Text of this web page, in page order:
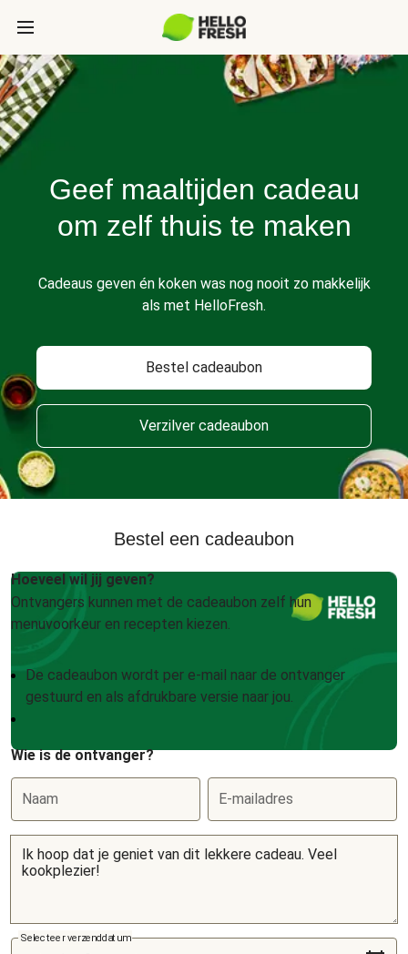
Geef maaltijden cadeau
om zelf thuis te maken
Cadeaus geven én koken was nog nooit zo makkelijk
als met HelloFresh.
Bestel cadeaubon
Verzilver cadeaubon
Bestel een cadeaubon
Hoeveel wil jij geven?
Ontvangers kunnen met de cadeaubon zelf hun
menuvoorkeur en recepten kiezen.
De cadeaubon wordt per e-mail naar de ontvanger
gestuurd en als afdrukbare versie naar jou.
Wie is de ontvanger?
Naam E-mailadres
Selecteer verzenddatum